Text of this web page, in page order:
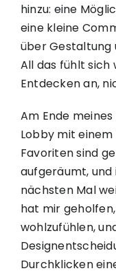
hinzu: eine
eine kleine
über Gestaltung
All das fühlt sich
Entdecken an,
Am Ende
Lobby mit
Favoriten sind
aufgeräumt, und
nächsten Mal
hat mir
wohlzufühlen,
Durchklicken